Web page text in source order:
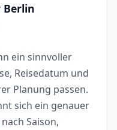
Berlin
ein sinnvoller
Reisedatum und
Planung passen.
sich ein genauer
Saison,